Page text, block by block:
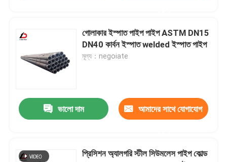
কার্বন ইস্পাতের এইচ বিম
শক্তিশালীকরণ ইস্পাত বার
কার্বন ইস্পাত কোণ বার
গোলাকার ইস্পাত পাইপ পাইপ ASTM DN15
DN40 কার্বন ইস্পাত welded ইস্পাত পাইপ
মূল্য：negoiate
ভালো দাম আমাদের সাথে যোগাযোগ
প্রিসিশন অ্যালগরি স্টীল সিউমলেস পাইপ কোল্ড